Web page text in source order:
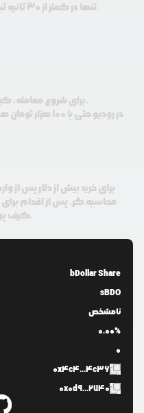
تنها در کمتر از 30 ثانیه ثبت‌نام و احراز هویت خود را تکمیل کنید.
برای شروع معامله، کیف پول خود را به میزان دلخواه شارژ کنید.
در رودیو حتی با
برای خرید بیش از دلار پس از
محاسبه گر، پس از اقدام برای
کیف پول اختصاصی شما قابل مشاهده میباشد.
bDollar Share
sBDO
نامشخص
0.00%
0
0x4c4...4c36
0x0d9...2740